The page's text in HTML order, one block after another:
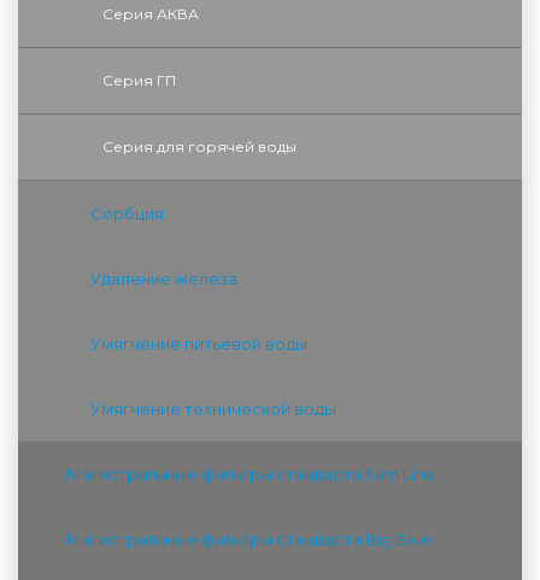
Серия АКВА
Серия ГП
Серия для горячей воды
Сорбция
Удаление железа
Умягчение питьевой воды
Умягчение технической воды
Магистральные фильтры стандарта Slim Line
Магистральные фильтры стандарта Big Blue